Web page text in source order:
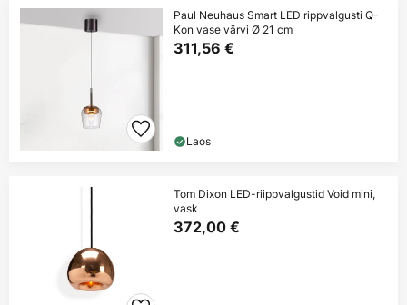
Paul Neuhaus Smart LED rippvalgusti Q-
Kon vase värvi Ø 21 cm
311,56 €
Laos
Tom Dixon LED-riippvalgustid Void mini,
vask
372,00 €